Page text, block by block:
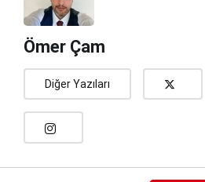
Ömer Çam
Diğer Yazıları